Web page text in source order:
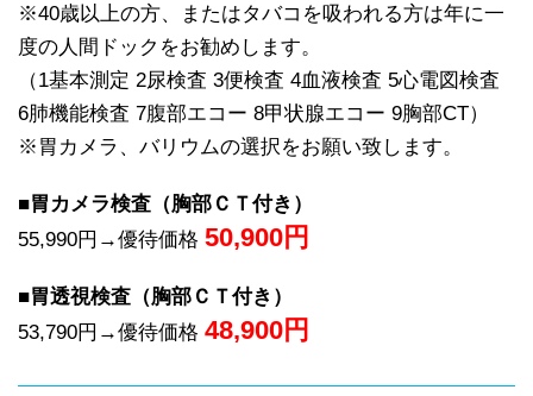
※40歳以上の方、またはタバコを吸われる方は年に一
度の人間ドックをお勧めします。
（1基本測定 2尿検査 3便検査 4血液検査 5心電図検査
6肺機能検査 7腹部エコー 8甲状腺エコー 9胸部CT）
※胃カメラ、バリウムの選択をお願い致します。
■胃カメラ検査（胸部ＣＴ付き）
55,990円→優待価格 50,900円
■胃透視検査（胸部ＣＴ付き）
53,790円→優待価格 48,900円